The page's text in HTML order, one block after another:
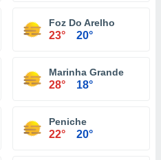
Foz Do Arelho
23° 20°
Marinha Grande
28° 18°
Peniche
22° 20°